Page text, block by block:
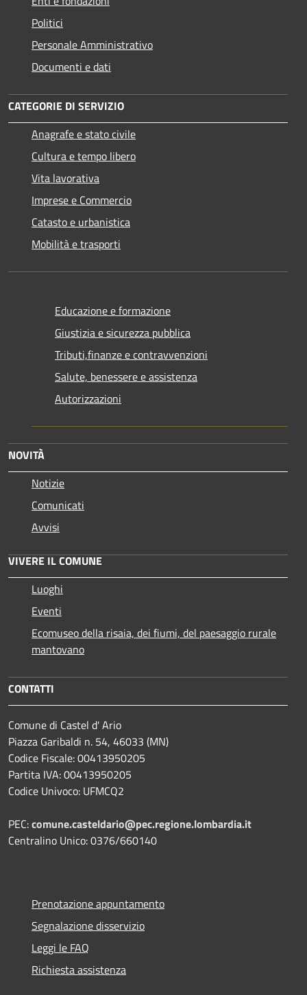
Politici
Personale Amministrativo
Documenti e dati
CATEGORIE DI SERVIZIO
Anagrafe e stato civile
Cultura e tempo libero
Vita lavorativa
Imprese e Commercio
Catasto e urbanistica
Mobilità e trasporti
Educazione e formazione
Giustizia e sicurezza pubblica
Tributi,finanze e contravvenzioni
Salute, benessere e assistenza
Autorizzazioni
NOVITÀ
Notizie
Comunicati
Avvisi
VIVERE IL COMUNE
Luoghi
Eventi
Ecomuseo della risaia, dei fiumi, del paesaggio rurale
mantovano
CONTATTI
Comune di Castel d' Ario
Piazza Garibaldi n. 54, 46033 (MN)
Codice Fiscale: 00413950205
Partita IVA: 00413950205
Codice Univoco: UFMCQ2
PEC:comune.casteldario@pec.regione.lombardia.it
Centralino Unico: 0376/660140
Prenotazione appuntamento
Segnalazione disservizio
Leggi le FAQ
Richiesta assistenza